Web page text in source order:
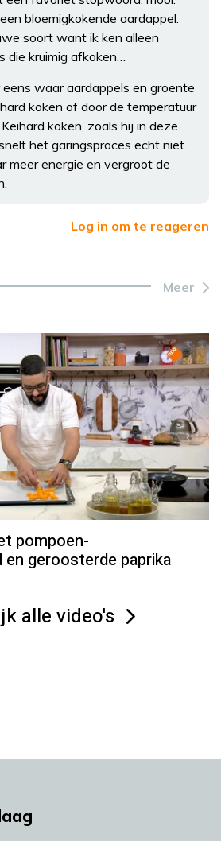
bloemigkokende aardappel.
soort want ik ken alleen
die kruimig afkoken…
waar aardappels en groente
koken of door de temperatuur
koken, zoals hij in deze
het garingsproces echt niet.
meer energie en vergroot de
Log in om te reageren
Meer
pompoen-
en geroosterde paprika
alle video's